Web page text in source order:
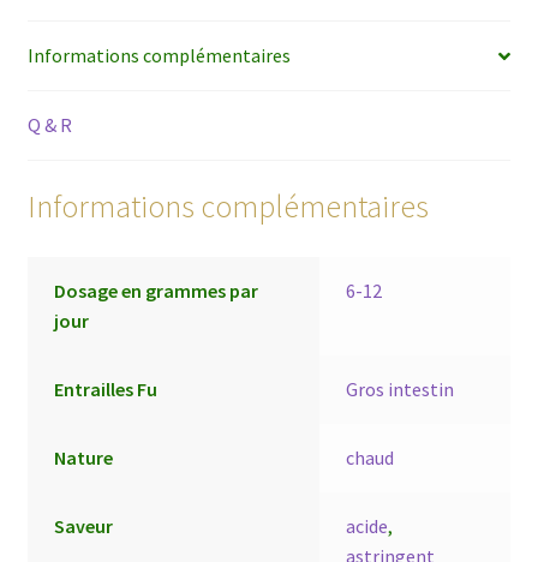
Informations complémentaires
Q & R
Informations complémentaires
Dosage en grammes par
jour
6-12
Entrailles Fu Gros intestin
Nature chaud
Saveur acide,
astringent